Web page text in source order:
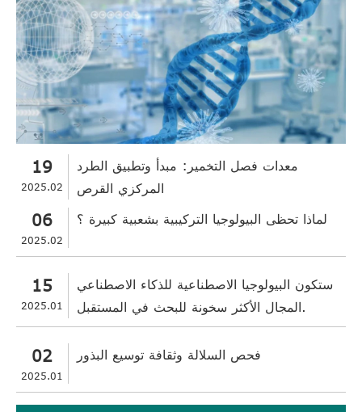
19
2025.02
معدات فصل التخمير: مبدأ وتطبيق الطرد
المركزي القرص
06
2025.02
لماذا تحظى البيولوجيا التركيبية بشعبية كبيرة ؟
15
2025.01
ستكون البيولوجيا الاصطناعية للذكاء الاصطناعي
02
2025.01
فحص السلالة وثقافة توسيع البذور